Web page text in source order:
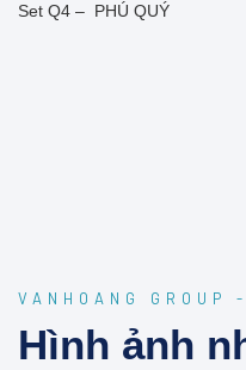
Set Q4 – PHÚ QUÝ
VANHOANG GROUP
Hình ảnh